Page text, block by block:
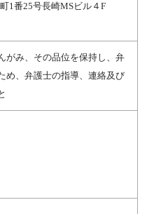
1番25号長崎MSビル４F
がみ、その品位を保持し、弁
め、弁護士の指導、連絡及び